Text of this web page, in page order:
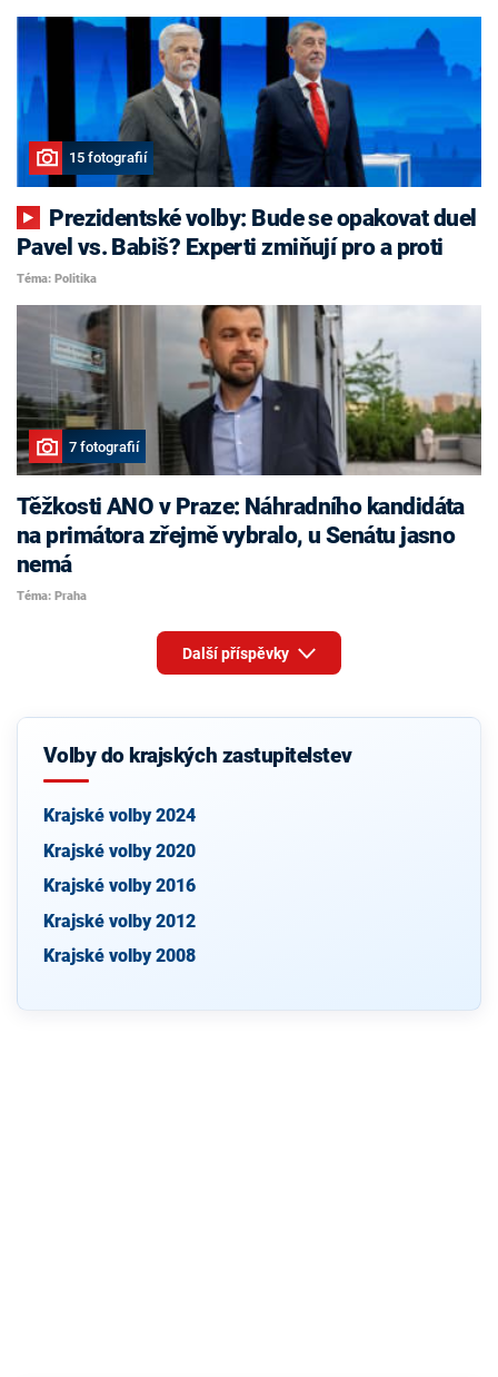
15 fotografií
Pavel vs. Babiš? Experti zmiňují pro a proti
Téma: Politika
7 fotografií
Těžkosti ANO v Praze: Náhradního kandidáta
na primátora zřejmě vybralo, u Senátu jasno
nemá
Téma: Praha
Další příspěvky
Volby do krajských zastupitelstev
Krajské volby 2024
Krajské volby 2020
Krajské volby 2016
Krajské volby 2012
Krajské volby 2008